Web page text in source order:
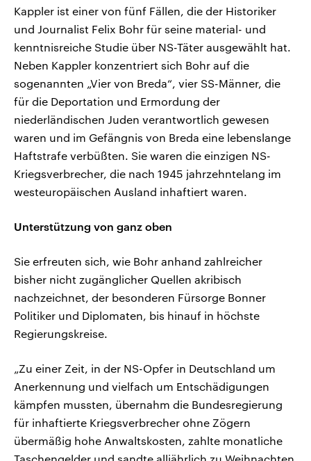
Kappler ist einer von fünf Fällen, die der Historiker
und Journalist Felix Bohr für seine material- und
kenntnisreiche Studie über NS-Täter ausgewählt hat.
Neben Kappler konzentriert sich Bohr auf die
sogenannten „Vier von Breda“, vier SS-Männer, die
für die Deportation und Ermordung der
niederländischen Juden verantwortlich gewesen
waren und im Gefängnis von Breda eine lebenslange
Haftstrafe verbüßten. Sie waren die einzigen NS-
Kriegsverbrecher, die nach 1945 jahrzehntelang im
westeuropäischen Ausland inhaftiert waren.
Unterstützung von ganz oben
Sie erfreuten sich, wie Bohr anhand zahlreicher
bisher nicht zugänglicher Quellen akribisch
nachzeichnet, der besonderen Fürsorge Bonner
Politiker und Diplomaten, bis hinauf in höchste
Regierungskreise.
„Zu einer Zeit, in der NS-Opfer in Deutschland um
Anerkennung und vielfach um Entschädigungen
kämpfen mussten, übernahm die Bundesregierung
für inhaftierte Kriegsverbrecher ohne Zögern
übermäßig hohe Anwaltskosten, zahlte monatliche